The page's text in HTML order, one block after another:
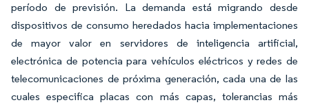
período de previsión. La demanda está migrando desde
dispositivos de consumo heredados hacia implementaciones
de mayor valor en servidores de inteligencia artificial,
electrónica de potencia para vehículos eléctricos y redes de
telecomunicaciones de próxima generación, cada una de las
cuales especifica placas con más capas, tolerancias más